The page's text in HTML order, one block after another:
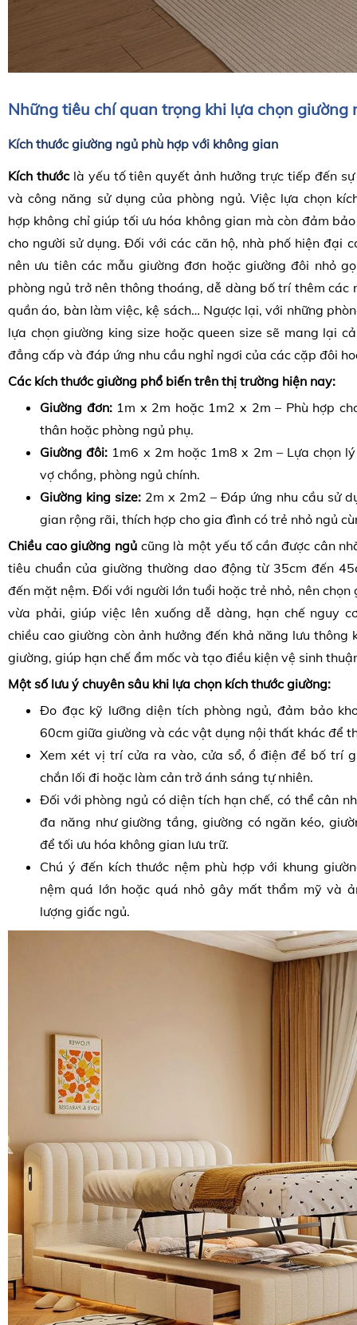
Những tiêu chí quan trọng khi lựa chọn giường
Kích thước giường ngủ phù hợp với không gian
Kích thướclà yếu tố tiên quyết ảnh hưởng trực tiếp đến
và công năng sử dụng của phòng ngủ. Việc lựa chọn
hợp không chỉ giúp tối ưu hóa không gian mà còn đảm
cho người sử dụng. Đối với các căn hộ, nhà phố hiện đại
nên ưu tiên các mẫu giường đơn hoặc giường đôi nhỏ
phòng ngủ trở nên thông thoáng, dễ dàng bố trí thêm các
quần áo, bàn làm việc, kệ sách… Ngược lại, với những
lựa chọn giường king size hoặc queen size sẽ mang lại
đẳng cấp và đáp ứng nhu cầu nghỉ ngơi của các cặp đôi
Các kích thước giường phổ biến trên thị trường hiện nay:
Giường đơn:1m x 2m hoặc 1m2 x 2m – Phù hợp
thân hoặc phòng ngủ phụ.
Giường đôi: 1m6 x 2m hoặc 1m8 x 2m – Lựa chọn
vợ chồng, phòng ngủ chính.
Giường king size: 2m x 2m2 – Đáp ứng nhu cầu sử
gian rộng rãi, thích hợp cho gia đình có trẻ nhỏ ngủ
Chiều cao giường ngủ cũng là một yếu tố cần được cân
tiêu chuẩn của giường thường dao động từ 35cm đến
đến mặt nệm. Đối với người lớn tuổi hoặc trẻ nhỏ, nên chọn
vừa phải, giúp việc lên xuống dễ dàng, hạn chế nguy
chiều cao giường còn ảnh hưởng đến khả năng lưu thông
giường, giúp hạn chế ẩm mốc và tạo điều kiện vệ sinh
Một số lưu ý chuyên sâu khi lựa chọn kích thước giường:
Đo đạc kỹ lưỡng diện tích phòng ngủ, đảm bảo
60cm giữa giường và các vật dụng nội thất khác để
Xem xét vị trí cửa ra vào, cửa sổ, ổ điện để bố trí
chắn lối đi hoặc làm cản trở ánh sáng tự nhiên.
Đối với phòng ngủ có diện tích hạn chế, có thể cân
đa năng như giường tầng, giường có ngăn kéo,
để tối ưu hóa không gian lưu trữ.
Chú ý đến kích thước nệm phù hợp với khung
nệm quá lớn hoặc quá nhỏ gây mất thẩm mỹ và
lượng giấc ngủ.